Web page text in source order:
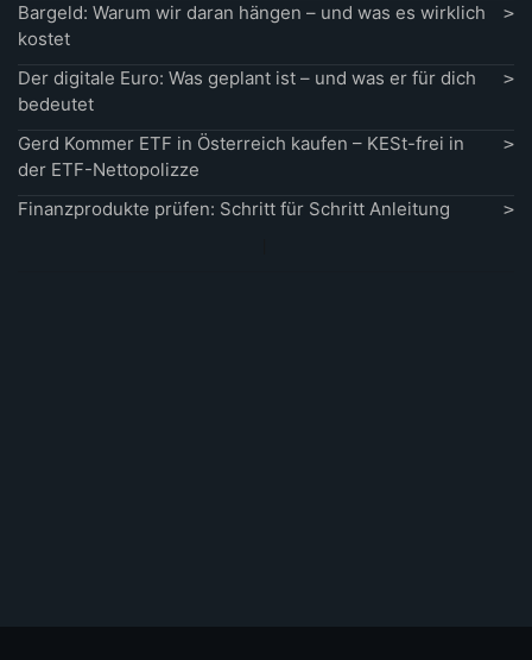
Bargeld: Warum wir daran hängen – und was es wirklich
kostet
Der digitale Euro: Was geplant ist – und was er für dich
bedeutet
Gerd Kommer ETF in Österreich kaufen – KESt-frei in
der ETF-Nettopolizze
Finanzprodukte prüfen: Schritt für Schritt Anleitung